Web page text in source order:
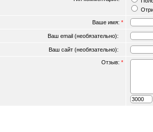
Ваше имя: *
Ваш email (необязательно):
Ваш сайт (необязательно):
Отзыв: *